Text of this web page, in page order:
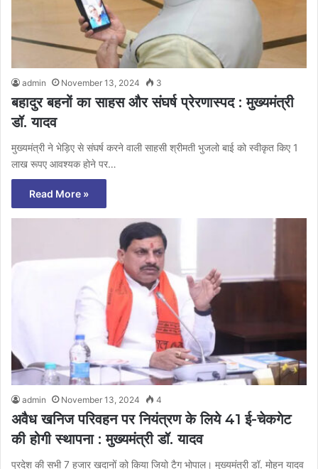
admin November 13, 2024 3
बहादुर बहनों का साहस और संघर्ष प्रेरणास्पद : मुख्यमंत्री
डॉ. यादव
मुख्यमंत्री ने भेड़िए से संघर्ष करने वाली साहसी श्रीमती भुजलो बाई को स्वीकृत किए 1
लाख रूपए आवश्यक होने पर…
Read More »
admin November 13, 2024 4
अवैध खनिज परिवहन पर नियंत्रण के लिये 41 ई-चेकगेट
की होगी स्थापना : मुख्यमंत्री डॉ. यादव
प्रदेश की सभी 7 हजार खदानों को किया जियो टैग भोपाल। मुख्यमंत्री डॉ. मोहन यादव